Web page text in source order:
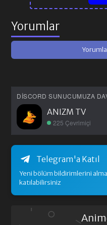
Yorumlar
DISCORD SUNUCUMUZA
ANIZM TV
225 Çevrimiçi
Telegram'a Katıl
Yeni bölüm bildirimlerini
katılabilirsiniz